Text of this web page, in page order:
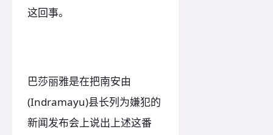
这回事。
巴莎丽雅是在把南安由
(Indramayu)县长列为嫌犯的
新闻发布会上说出上述这番